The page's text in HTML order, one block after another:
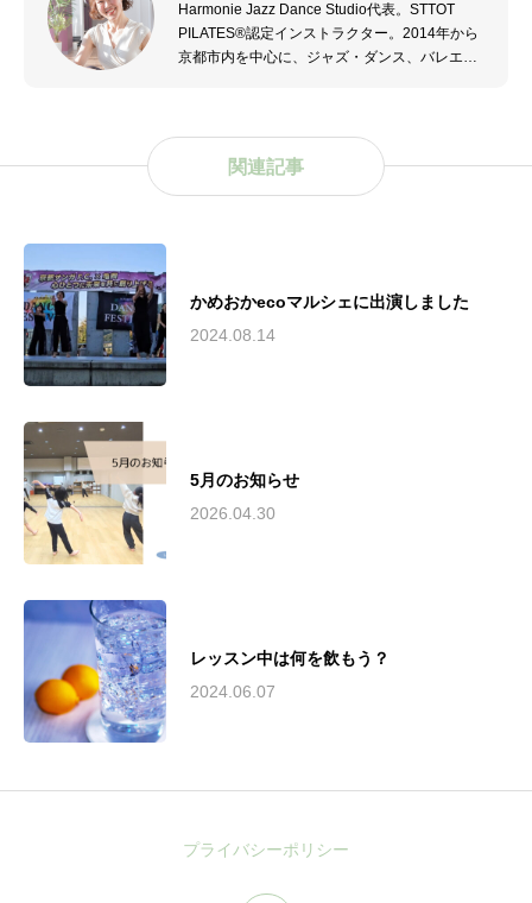
Harmonie Jazz Dance Studio代表。STTOT
PILATES®認定インストラクター。2014年から
京都市内を中心に、ジャズ・ダンス、バレエ、
岡ジャズ・ストリート ダンス構成アドバイザ
関連記事
かめおかecoマルシェに出演しました
2024.08.14
5月のお知らせ
2026.04.30
レッスン中は何を飲もう？
2024.06.07
プライバシーポリシー